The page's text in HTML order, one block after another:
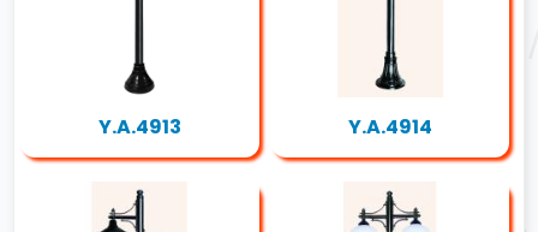
Y.A.4913 Y.A.4914